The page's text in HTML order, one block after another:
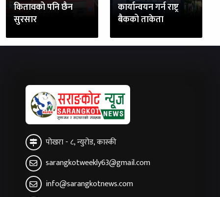
कितावको पनि छैन
सुरसार
कार्यान्वयन गर्न राष्ट्र
बैकको ताकेता
पोखरा - ८, न्युरोड, कास्की
sarangkotweekly63@gmail.com
info@sarangkotnews.com